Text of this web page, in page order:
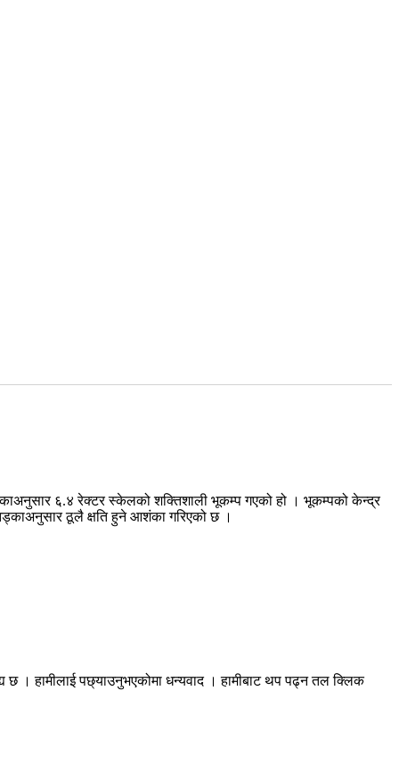
६.४ रेक्टर स्केलको शक्तिशाली भूकम्प गएको हो । भूकम्पको केन्द्र
ठूलै क्षति हुने आशंका गरिएको छ ।
छ । हामीलाई पछ्याउनुभएकोमा धन्यवाद । हामीबाट थप पढ्न तल क्लिक